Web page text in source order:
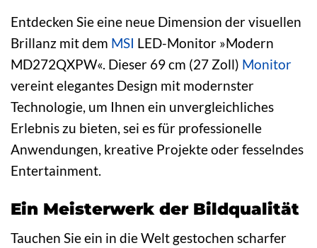
Entdecken Sie eine neue Dimension der visuellen
Brillanz mit dem MSI LED-Monitor »Modern
MD272QXPW«. Dieser 69 cm (27 Zoll) Monitor
vereint elegantes Design mit modernster
Technologie, um Ihnen ein unvergleichliches
Erlebnis zu bieten, sei es für professionelle
Anwendungen, kreative Projekte oder fesselndes
Entertainment.
Ein Meisterwerk der Bildqualität
Tauchen Sie ein in die Welt gestochen scharfer